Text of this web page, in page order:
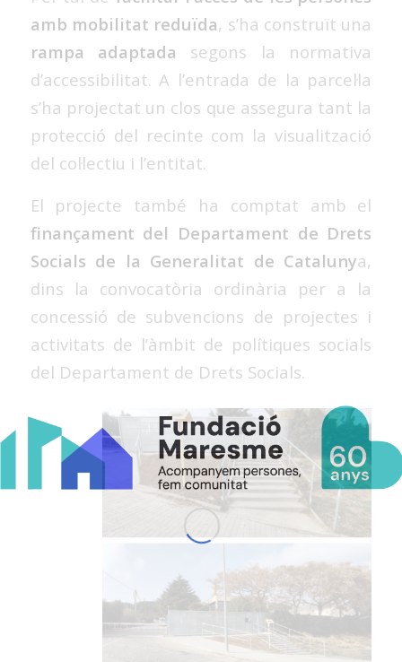
amb mobilitat reduïda, s’ha construït una
rampa adaptada segons la normativa
d’accessibilitat. A l’entrada de la parcel·la
s’ha projectat un clos que assegura tant la
protecció del recinte com la visualització
del col·lectiu i l’entitat.
El projecte també ha comptat amb el
finançament del Departament de Drets
Socials de la Generalitat de Catalunya,
dins la convocatòria ordinària per a la
concessió de subvencions de projectes i
activitats de l’àmbit de polítiques socials
del Departament de Drets Socials.